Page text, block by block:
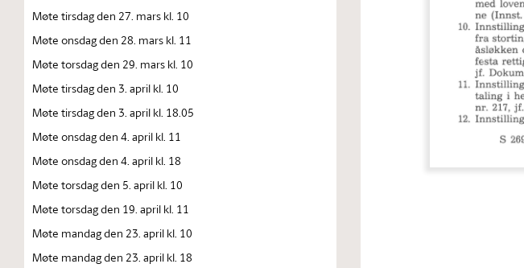
Møte tirsdag den 27. mars kl. 10
Møte onsdag den 28. mars kl. 11
Møte torsdag den 29. mars kl. 10
Møte tirsdag den 3. april kl. 10
Møte tirsdag den 3. april kl. 18.05
Møte onsdag den 4. april kl. 11
Møte onsdag den 4. april kl. 18
Møte torsdag den 5. april kl. 10
Møte torsdag den 19. april kl. 11
Møte mandag den 23. april kl. 10
Møte mandag den 23. april kl. 18